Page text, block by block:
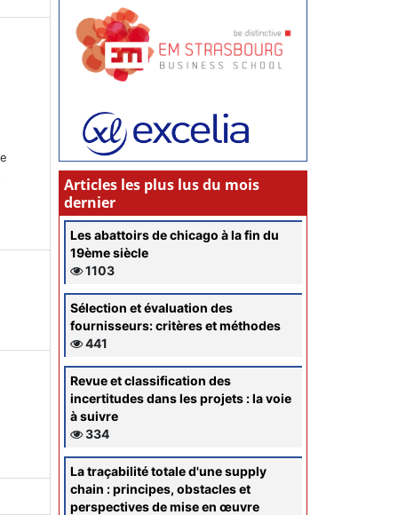
Articles les plus lus du mois
dernier
Les abattoirs de chicago à la fin du
19ème siècle
1103
Sélection et évaluation des
fournisseurs: critères et méthodes
441
Revue et classification des
incertitudes dans les projets : la voie
à suivre
334
La traçabilité totale d'une supply
chain : principes, obstacles et
perspectives de mise en œuvre